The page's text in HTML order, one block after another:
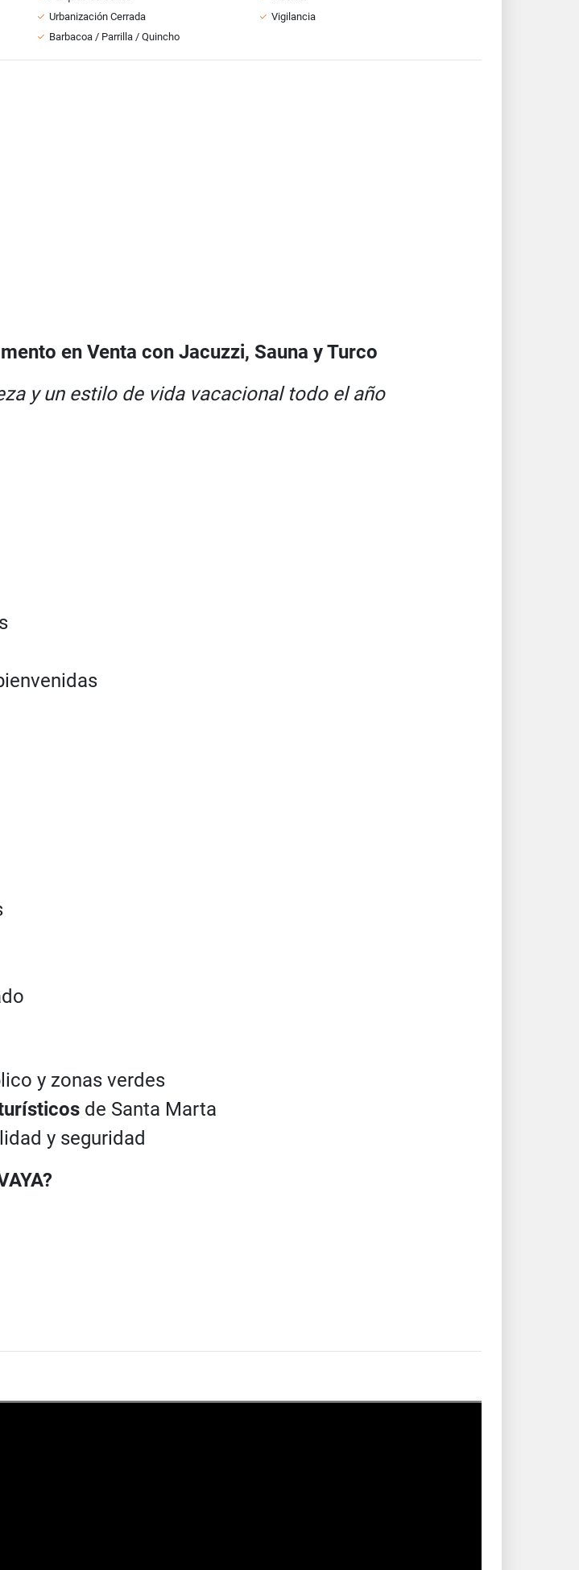
Urbanización Cerrada
Vigilancia
Barbacoa / Parrilla / Quincho
en Venta con Jacuzzi, Sauna y Turco
y un estilo de vida vacacional todo el año
y zonas verdes
de Santa Marta
y seguridad